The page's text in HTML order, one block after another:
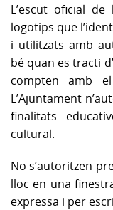
L’escut oficial
logotips que
i utilitzats amb
bé quan es tracti
compten amb
L’Ajuntament
finalitats
cultural.
No s’autoritzen
lloc en una
expressa i per